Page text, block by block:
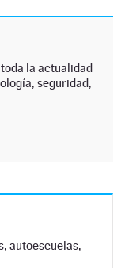
la actualidad
seguridad,
autoescuelas,